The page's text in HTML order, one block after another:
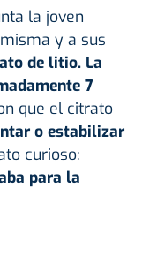
la joven
y a sus
de litio. La
7
que el citrato
o estabilizar
curioso:
para la